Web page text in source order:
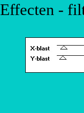
Effecten -